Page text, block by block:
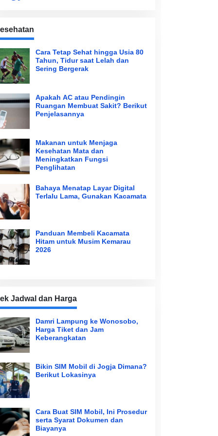
Cara Tetap Sehat hingga Usia 80
Tahun, Tidur saat Lelah dan
Sering Bergerak
Apakah AC atau Pendingin
Ruangan Membuat Sakit? Berikut
Penjelasannya
Makanan untuk Menjaga
Kesehatan Mata dan
Meningkatkan Fungsi
Penglihatan
Bahaya Menatap Layar Digital
Terlalu Lama, Gunakan Kacamata
Panduan Membeli Kacamata
Hitam untuk Musim Kemarau
2026
Jadwal dan Harga
Damri Lampung ke Wonosobo,
Harga Tiket dan Jam
Keberangkatan
Bikin SIM Mobil di Jogja Dimana?
Berikut Lokasinya
Cara Buat SIM Mobil, Ini Prosedur
serta Syarat Dokumen dan
Biayanya